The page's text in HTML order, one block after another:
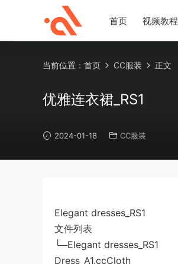
首页 视频教程
当前位置： 首页 CC服装 正文
优雅连衣裙_RS1
2024-01-18 CC服装
Elegant dresses_RS1
文件列表
└─Elegant dresses_RS1
Dress_A1.ccCloth